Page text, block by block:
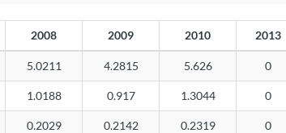
2008 2009 2010 2013
5.0211 4.2815 5.626 0
1.0188 0.917 1.3044 0
0.2029 0.2142 0.2319 0